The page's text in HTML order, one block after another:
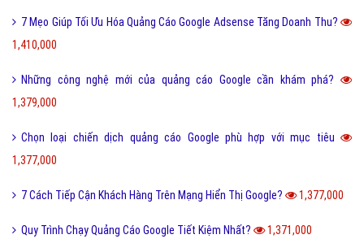
7 Mẹo Giúp Tối Ưu Hóa Quảng Cáo Google Adsense Tăng Doanh Thu?
1,410,000
Những công nghệ mới của quảng cáo Google cần khám phá?
1,379,000
Chọn loại chiến dịch quảng cáo Google phù hợp với mục tiêu
1,377,000
7 Cách Tiếp Cận Khách Hàng Trên Mạng Hiển Thị Google? 1,377,000
Quy Trình Chạy Quảng Cáo Google Tiết Kiệm Nhất? 1,371,000